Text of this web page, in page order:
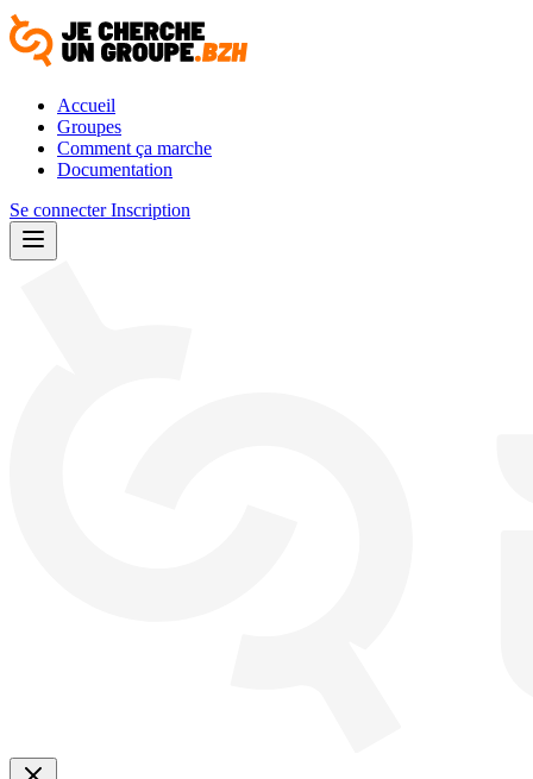
Accueil
Groupes
Comment ça marche
Documentation
Se connecterInscription